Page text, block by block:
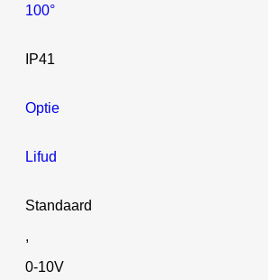
100°
IP41
Optie
Lifud
Standaard
,
0-10V